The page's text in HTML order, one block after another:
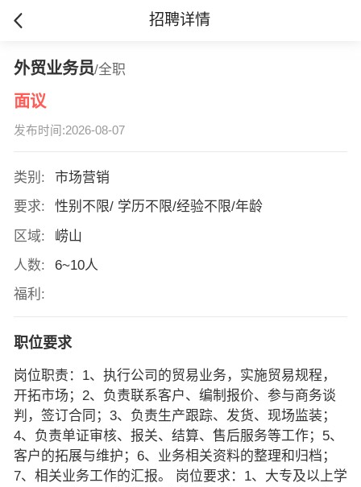
招聘详情
外贸业务员/全职
面议
发布时间:2026-08-07
类别:
市场营销
要求:
性别不限/ 学历不限/经验不限/年龄
区域:
崂山
人数:
6~10人
福利:
职位要求
岗位职责：1、执行公司的贸易业务，实施贸易规程，
开拓市场；2、负责联系客户、编制报价、参与商务谈
判，签订合同；3、负责生产跟踪、发货、现场监装；
4、负责单证审核、报关、结算、售后服务等工作；5、
客户的拓展与维护；6、业务相关资料的整理和归档；
7、相关业务工作的汇报。 岗位要求：1、大专及以上学